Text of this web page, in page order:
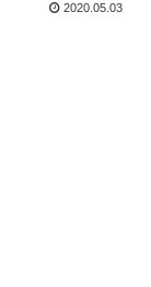
2020.05.03